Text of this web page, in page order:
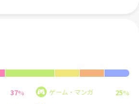
37% ゲーム・マンガ 25%